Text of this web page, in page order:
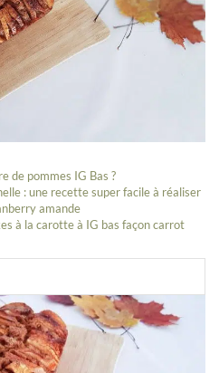
de pommes IG Bas ?
: une recette super facile à réaliser
amande
à la carotte à IG bas façon carrot